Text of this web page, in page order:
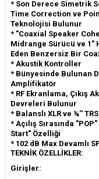
* Son Derece Simetrik
Time Correction ve
Teknolojisi Bulunur
* "Coaxial Speaker
Midrange Sürücü ve 1"
Eden Benzersiz Bir
* Akustik Kontroller
* Bünyesinde Bulunan
Amplifikatör
* RF Ekranlama, Çıkış
Devreleri Bulunur
* Balanslı XLR ve ¼''
* Açılış Sırasında
Start" Özelliği
* 102 dB Max Devamlı
TEKNİK ÖZELLİKLER:
Girişler: